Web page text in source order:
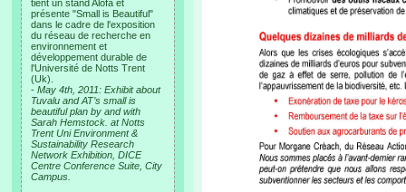
tient un stand Alofa et
présente "Small is Beautiful"
dans le cadre de l'exposition
du réseau de recherche en
environnement et
développement durable de
l'Université de Notts Trent
(Uk).
- May 4th, 2011: Exhibit about
Tuvalu and AT’s small is
beautiful plan by and with
Sarah Hemstock. at Notts
Trent Uni Environment &
Sustainability Research
Network Exhibition, DICE
Centre Conference Suite, City
Campus.